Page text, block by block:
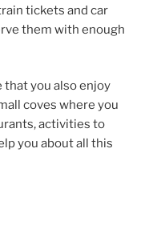
tickets and car
them with enough
that you also enjoy
coves where you
activities to
you about all this